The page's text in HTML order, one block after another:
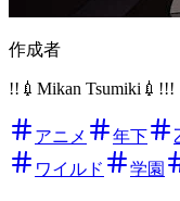
作成者
!!💉Mikan Tsumiki💉!!!
アニメ 年下
ワイルド
学園